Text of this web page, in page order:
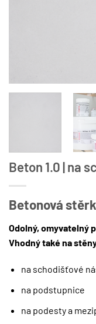
Beton 1.0 | na
Betonová
Odolný, omyvatelný
Vhodný také na
na schodišťové
na podstupnice
na podesty a